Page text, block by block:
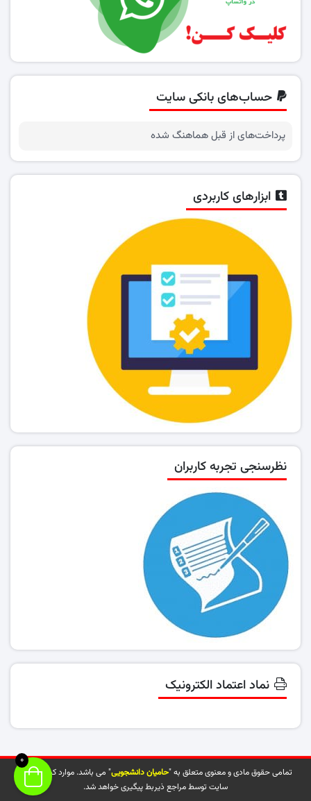
حساب‌های بانکی سایت
پرداخت‌های از قبل هماهنگ شده
ابزارهای کاربردی
نظرسنجی تجربه کاربران
نماد اعتماد الکترونیک
تمامی حقوق مادی و معنوی متعلق به "حامیان دانشجویی" می باشد. موارد کپی شده از
سایت توسط مراجع ذیربط پیگیری خواهد شد.
0